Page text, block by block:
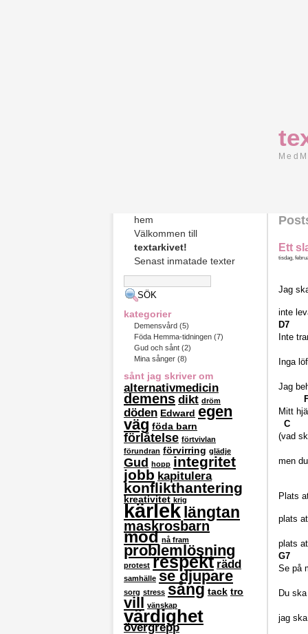
Ett
tisdag,
Jag
inte
Inte
Inga
Jag
Mitt
C
(vad
men
Plats
plats
plats
Se på
Du
jag
hem
Välkommen till
textarkivet!
Senast inmatade texter
kategorier
Demensvård (5)
Föda Hemma-tidningen (7)
Gud och sånt (2)
Mina sånger (8)
sånt jag skriver om
alternativmedicin
demens dikt dröm
döden Edward egen
väg föda barn
förlåtelse förtvivlan
förundran förvirring glädje
Gud hopp integritet
jobb kapitulera
konflikthantering
kreativitet krig
kärleklängtan
maskrosbarn
mod nå fram
problemlösning
protest respekt rädd
samhälle se djupare
sorg stress sång tack tro
vill vänskap
värdighet
övergrepp